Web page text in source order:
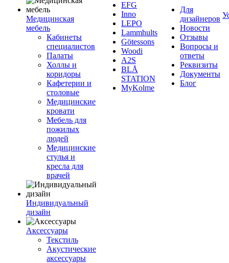
Медицинская
мебель
Кабинеты
специалистов
Палаты
Холлы и
коридоры
Кафетерии и
столовые
Медицинские
кровати
Мебель для
пожилых
людей
Медицинские
стулья и
кресла для
врачей
Индивидуальный
дизайн
Аксессуары
Текстиль
Акустические
аксессуары
EFG
Inno
LEPO
Lammhults
Götessons
Woodi
A2S
BLÅ
STATION
MyKolme
Для
дизайнеров
Новости
Отзывы
Вопросы и
ответы
Реквизиты
Документы
Блог